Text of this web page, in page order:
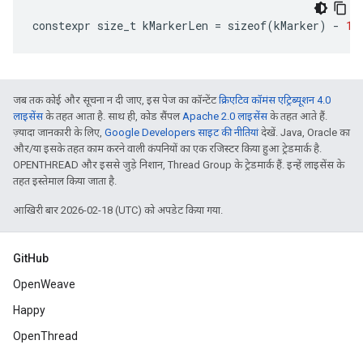
constexpr size_t kMarkerLen = sizeof(kMarker) - 1
जब तक कोई और सूचना न दी जाए, इस पेज का कॉन्टेंटक्रिएटिव कॉमंस एट्रिब्यूशन 4.0
लाइसेंसके तहत आता है. साथ ही, कोड सैंपलApache 2.0 लाइसेंसके तहत आते हैं.
ज़्यादा जानकारी के लिए, Google Developers साइट की नीतियांदेखें. Java, Oracle का
और/या इसके तहत काम करने वाली कंपनियों का एक रजिस्टर किया हुआ ट्रेडमार्क है.
OPENTHREAD और इससे जुड़े निशान, Thread Group के ट्रेडमार्क हैं. इन्हें लाइसेंस के
तहत इस्तेमाल किया जाता है.
आखिरी बार 2026-02-18 (UTC) को अपडेट किया गया.
GitHub
OpenWeave
Happy
OpenThread